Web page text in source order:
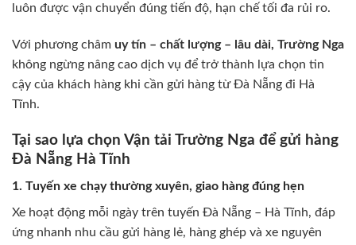
luôn được vận chuyển đúng tiến độ, hạn chế tối đa rủi ro.
Với phương châm uy tín – chất lượng – lâu dài, Trường Nga
không ngừng nâng cao dịch vụ để trở thành lựa chọn tin
cậy của khách hàng khi cần gửi hàng từ Đà Nẵng đi Hà
Tĩnh.
Tại sao lựa chọn Vận tải Trường Nga để gửi hàng
Đà Nẵng Hà Tĩnh
1. Tuyến xe chạy thường xuyên, giao hàng đúng hẹn
Xe hoạt động mỗi ngày trên tuyến Đà Nẵng – Hà Tĩnh, đáp
ứng nhanh nhu cầu gửi hàng lẻ, hàng ghép và xe nguyên